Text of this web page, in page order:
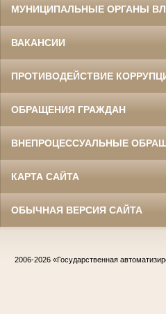
МУНИЦИПАЛЬНЫЕ ОРГАНЫ
ВАКАНСИИ
ПРОТИВОДЕЙСТВИЕ
ОБРАЩЕНИЯ ГРАЖДАН
ВНЕПРОЦЕССУАЛЬНЫЕ
КАРТА САЙТА
ОБЫЧНАЯ ВЕРСИЯ САЙТА
2006-2026 «Государственная